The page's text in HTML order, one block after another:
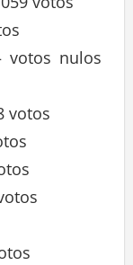
votos nulos
votos